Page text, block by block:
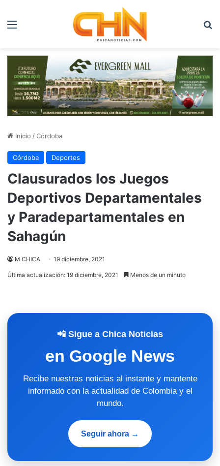
Menú
Inicio /Córdoba
Córdoba Deportes
Clausurados los Juegos
Deportivos Departamentales
y Paradepartamentales en
Sahagún
M.CHICA 19 diciembre, 2021
Última actualización: 19 diciembre, 2021 Menos de un minuto
📲 Sigue a Chica Noticias
en Google News
Recibe nuestras noticias al instante y mantente
informado con la actualidad de Colombia y el
mundo.
Seguir ahora →